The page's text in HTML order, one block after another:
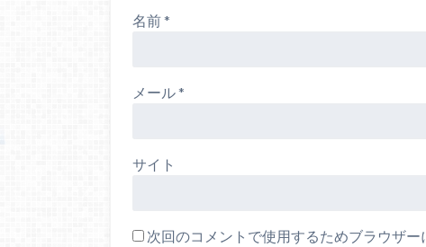
名前*
メール*
サイト
次回のコメントで使用するためブラウザ